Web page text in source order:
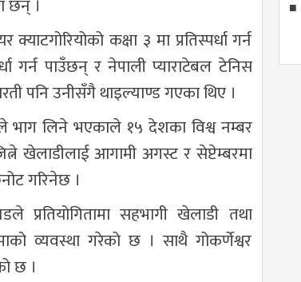
छन् ।
कक्षा ३ मा प्रतिस्पर्धा गर्न
गर्न पाउँछन् र नेपाली प्याराटेबल टेनिस
पनि उनीसँगै थाइल्याण्ड गएका थिए ।
भाग लिने भएकाले १५ देशका विश्व नम्बर
खेलाडीलाई आगामी अगस्ट र सेप्टेम्बरमा
गरिनेछ ।
प्रतियोगितामा सहभागी खेलाडी तथा
व्यवस्था गरेको छ । साथै गोकर्णेश्वर
छ ।